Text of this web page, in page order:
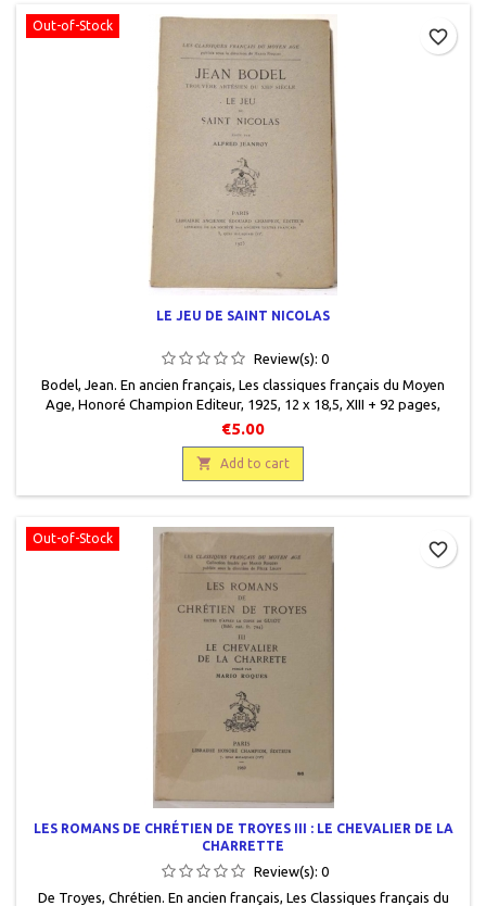
Out-of-Stock
LE JEU DE SAINT NICOLAS
Review(s): 0
Bodel, Jean. En ancien français, Les classiques français du Moyen
Age, Honoré Champion Editeur, 1925, 12 x 18,5, XIII + 92 pages,
broché, occasion. Bon état. Papier un peu jauni.
€5.00
 Add to cart
favorite_border
Out-of-Stock
LES ROMANS DE CHRÉTIEN DE TROYES III : LE CHEVALIER DE LA
CHARRETTE
Review(s): 0
De Troyes, Chrétien. En ancien français, Les Classiques français du
favorite_border